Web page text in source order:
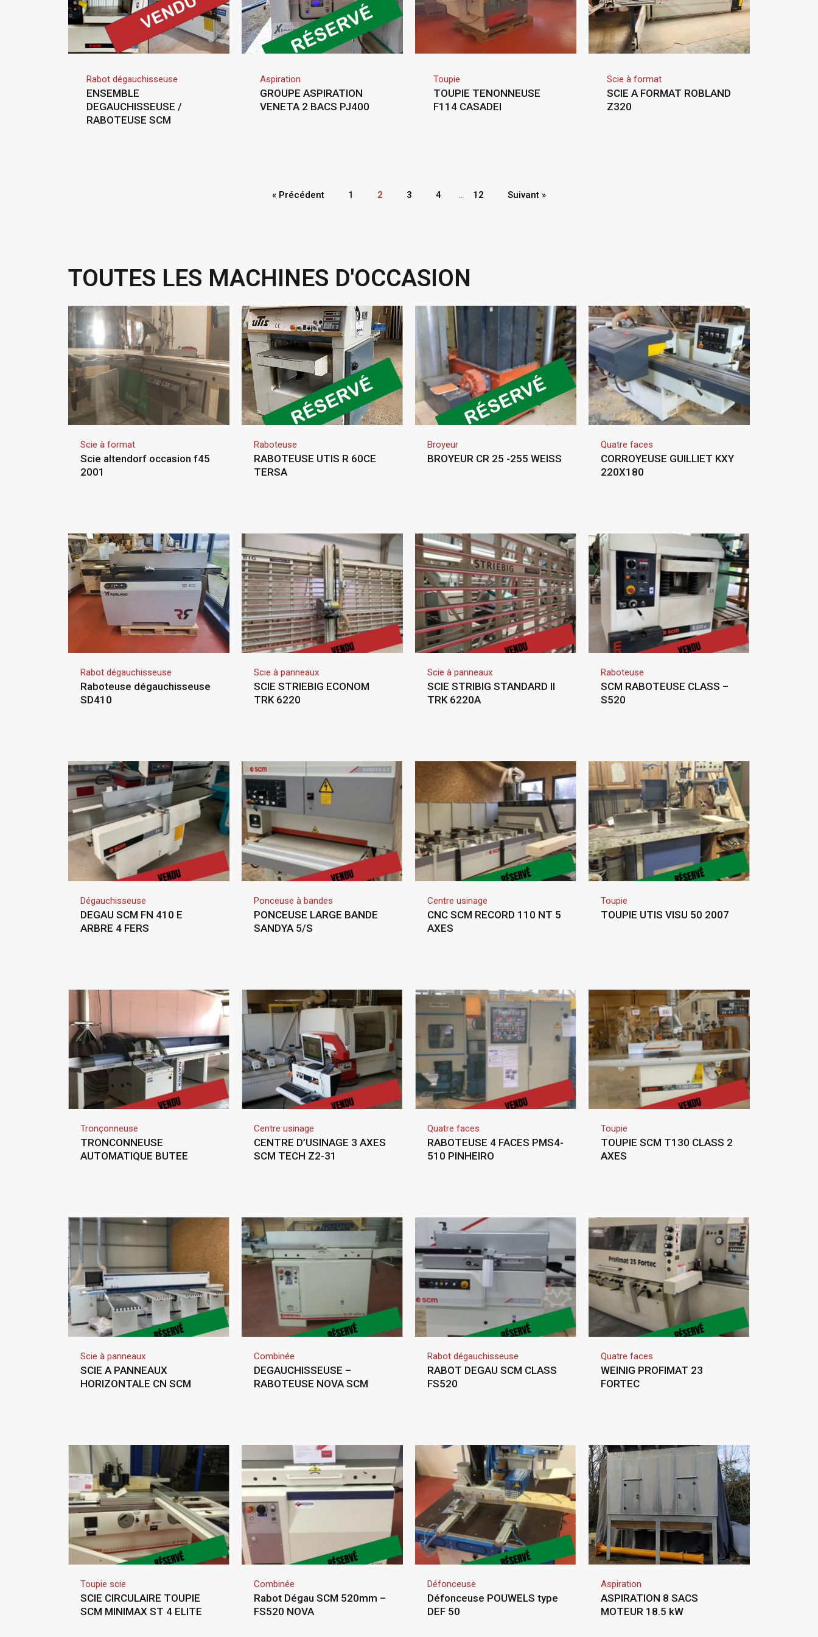
Rabot dégauchisseuse
ENSEMBLE
DEGAUCHISSEUSE /
RABOTEUSE SCM
Aspiration
GROUPE ASPIRATION
VENETA 2 BACS PJ400
Toupie
TOUPIE TENONNEUSE
F114 CASADEI
Scie à format
SCIE A FORMAT ROBLAND
Z320
« Précédent 1 2 3 4 … 12 Suivant »
TOUTES LES MACHINES D'OCCASION
Scie à format
Scie altendorf occasion f45
2001
Raboteuse
RABOTEUSE UTIS R 60CE
TERSA
Broyeur
BROYEUR CR 25 -255 WEISS
Quatre faces
CORROYEUSE GUILLIET KXY
220X180
Rabot dégauchisseuse
Raboteuse dégauchisseuse
SD410
Scie à panneaux
SCIE STRIEBIG ECONOM
TRK 6220
Scie à panneaux
SCIE STRIBIG STANDARD II
TRK 6220A
Raboteuse
SCM RABOTEUSE CLASS –
S520
Dégauchisseuse
DEGAU SCM FN 410 E
ARBRE 4 FERS
Ponceuse à bandes
PONCEUSE LARGE BANDE
SANDYA 5/S
Centre usinage
CNC SCM RECORD 110 NT 5
AXES
Toupie
TOUPIE UTIS VISU 50 2007
Tronçonneuse
TRONCONNEUSE
AUTOMATIQUE BUTEE
Centre usinage
CENTRE D’USINAGE 3 AXES
SCM TECH Z2-31
Quatre faces
RABOTEUSE 4 FACES PMS4-
510 PINHEIRO
Toupie
TOUPIE SCM T130 CLASS 2
AXES
Scie à panneaux
SCIE A PANNEAUX
HORIZONTALE CN SCM
Combinée
DEGAUCHISSEUSE –
RABOTEUSE NOVA SCM
Rabot dégauchisseuse
RABOT DEGAU SCM CLASS
FS520
Quatre faces
WEINIG PROFIMAT 23
FORTEC
Toupie scie
SCIE CIRCULAIRE TOUPIE
SCM MINIMAX ST 4 ELITE
Combinée
Rabot Dégau SCM 520mm –
FS520 NOVA
Défonceuse
Défonceuse POUWELS type
DEF 50
Aspiration
ASPIRATION 8 SACS
MOTEUR 18.5 kW